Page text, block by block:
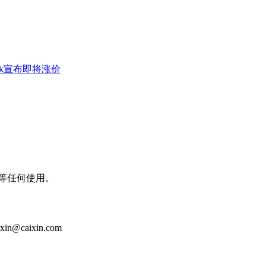
宣布即将涨价
何使用。